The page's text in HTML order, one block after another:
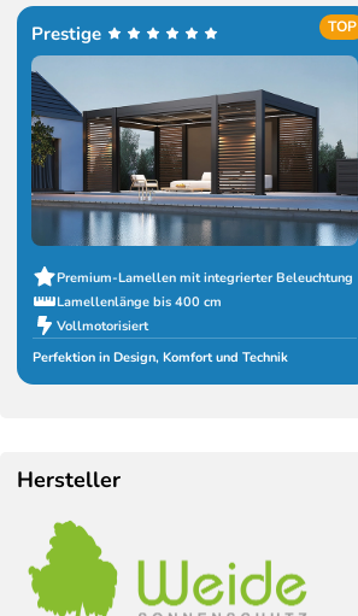
Prestige TOP
Premium-Lamellen mit integrierter Beleuchtung
Lamellenlänge bis 400 cm
Vollmotorisiert
Perfektion in Design, Komfort und Technik
Hersteller